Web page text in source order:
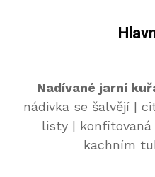
Nadívané jarní
nádivka se šalvějí |
listy | konfitovaná
kachním